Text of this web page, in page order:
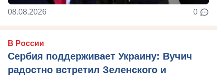
08.08.2026 0
В России
Сербия поддерживает Украину: Вучич
радостно встретил Зеленского и